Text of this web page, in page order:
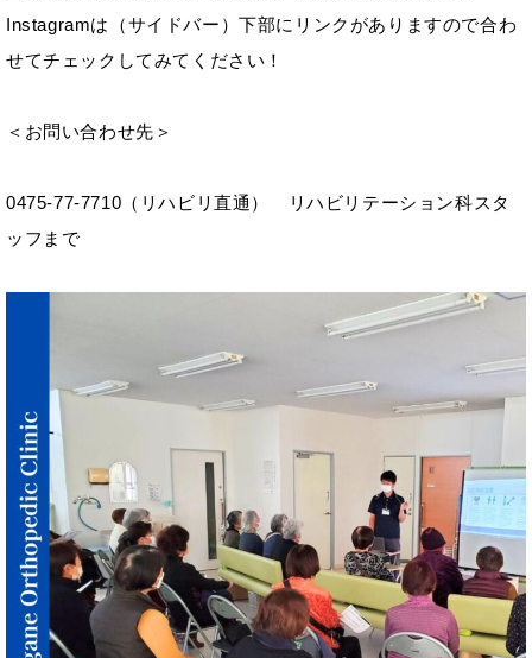
Instagramは（サイドバー）下部にリンクがありますので合わ
せてチェックしてみてください！
＜お問い合わせ先＞
0475-77-7710（リハビリ直通） リハビリテーション科スタ
ッフまで